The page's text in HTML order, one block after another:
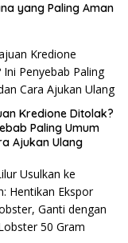
yang Paling Aman
Kredione Ditolak?
Paling Umum
Ajukan Ulang